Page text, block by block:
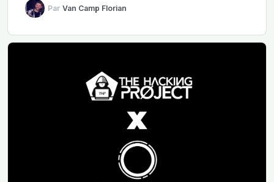
Par Van Camp Florian